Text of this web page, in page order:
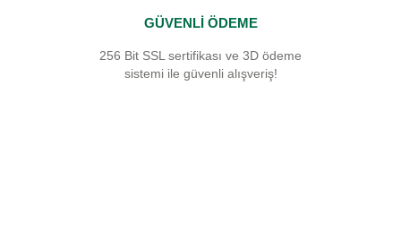
GÜVENLİ ÖDEME
256 Bit SSL sertifikası ve 3D ödeme
sistemi ile güvenli alışveriş!